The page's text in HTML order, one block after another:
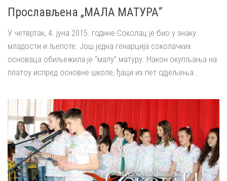
Прослављена „МАЛА МАТУРА“
У четвртак, 4. јуна 2015. године Соколац је био у знаку
младости и љепоте. Још једна генарција соколачких
основаца обиљежила је “малу” матуру. Након окупљања на
платоу испред основне школе, ђаци из пет одјељења...